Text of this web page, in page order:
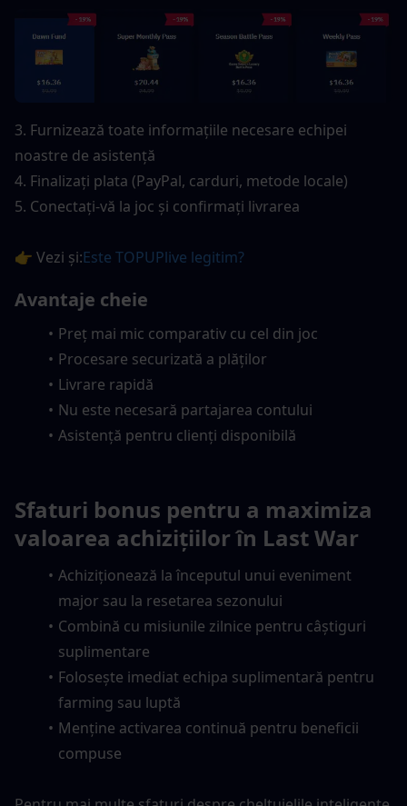
3. Furnizează toate informațiile necesare echipei
noastre de asistență
4. Finalizați plata (PayPal, carduri, metode locale)
5. Conectați-vă la joc și confirmați livrarea
👉 Vezi și:Este TOPUPlive legitim?
Avantaje cheie
Preț mai mic comparativ cu cel din joc
Procesare securizată a plăților
Livrare rapidă
Nu este necesară partajarea contului
Asistență pentru clienți disponibilă
Sfaturi bonus pentru a maximiza
valoarea achizițiilor în Last War
Achiziționează la începutul unui eveniment
major sau la resetarea sezonului
Combină cu misiunile zilnice pentru câștiguri
suplimentare
Folosește imediat echipa suplimentară pentru
farming sau luptă
Menține activarea continuă pentru beneficii
compuse